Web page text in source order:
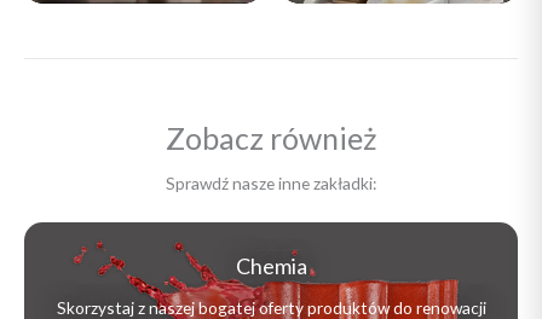
Zobacz również
Sprawdź nasze inne zakładki:
Chemia
Skorzystaj z naszej bogatej oferty produktów do renowacji